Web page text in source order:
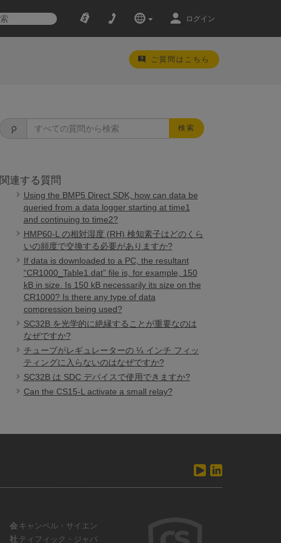
ログイン
ご質問はこちら
検索
関連する質問
Using the BMP5 Direct SDK, how can data be
queried from a data logger starting at time1
and continuing to time2?
HMP60-L の相対湿度 (RH) 検知素子はどのくら
いの頻度で交換する必要がありますか?
If data is downloaded to a PC, the resultant
“CR1000_Table1.dat” file is, for example, 150
kB in size. Is 150 kB necessarily its size on the
CR1000? Is there any type of data
compression being used?
SC32B を光学的に絶縁することが重要なのは
なぜですか?
チューブがレギュレーターの ¼ インチ フィッ
ティングに入らないのはなぜですか?
SC32B は SDC デバイスで使用できますか?
Can the CS15-L activate a small relay?
会
社
キャンベル・サイエン
ティフィック・ジャパ